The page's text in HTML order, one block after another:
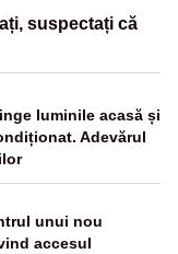
suspectați că
luminile acasă și
Adevărul
unui nou
accesul